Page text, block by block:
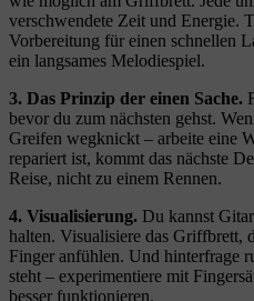
verschwendete Zeit und Energie.
Vorbereitung für einen schnellen
ein langsames Melodiespiel.
3. Das Prinzip der einen Sache.
bevor du zum nächsten gehst.
Greifen wegknickt – arbeite eine
repariert ist, kommt das nächste
Reise, nicht zu einem Rennen.
4. Visualisierung. Du kannst
halten. Visualisiere das Griffbrett,
Finger anfühlen. Und hinterfrage
steht – experimentiere mit
besser funktionieren.